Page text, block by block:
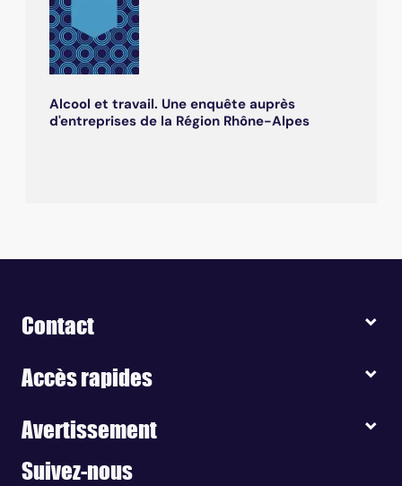
Alcool et travail. Une enquête auprès
d'entreprises de la Région Rhône-Alpes
Contact
Accès rapides
Avertissement
Suivez-nous